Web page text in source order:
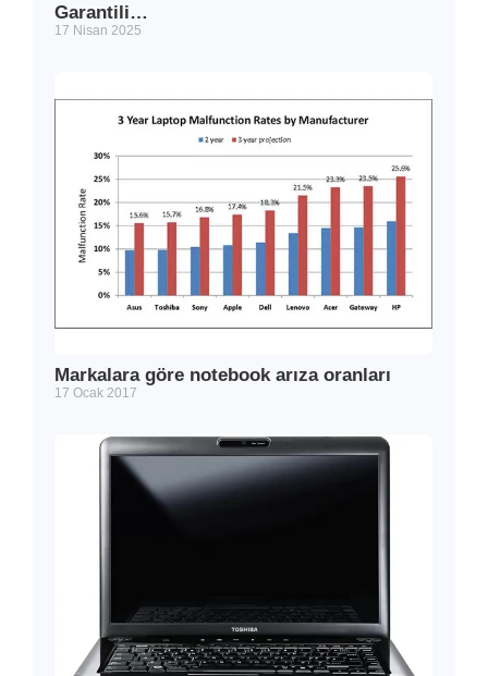
Garantili…
17 Nisan 2025
Markalara göre notebook arıza oranları
17 Ocak 2017